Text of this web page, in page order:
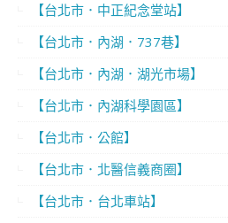
【台北市．中正紀念堂站】
【台北市．內湖．737巷】
【台北市．內湖．湖光市場】
【台北市．內湖科學園區】
【台北市．公館】
【台北市．北醫信義商圈】
【台北市．台北車站】